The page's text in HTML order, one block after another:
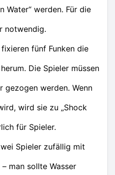
Water“ werden. Für die
notwendig.
fixieren fünf Funken die
Die Spieler müssen
gezogen werden. Wenn
wird sie zu „Shock
für Spieler.
Spieler zufällig mit
man sollte Wasser